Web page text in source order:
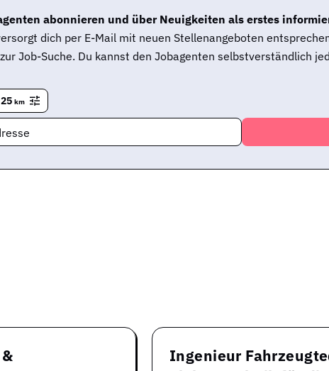
abonnieren und über Neuigkeiten als erstes
dich per E-Mail mit neuen Stellenangeboten
Job-Suche. Du kannst den Jobagenten selbstverständlich
25 km
Ingenieur